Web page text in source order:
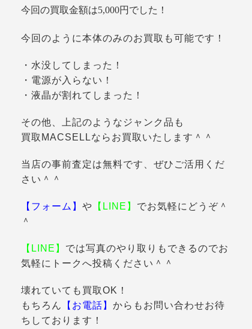
今回の買取金額は5,000円でした！
今回のように本体のみのお買取も可能です！
・水没してしまった！
・電源が入らない！
・液晶が割れてしまった！
その他、上記のようなジャンク品も
買取MACSELLならお買取いたします＾＾
当店の事前査定は無料です、ぜひご活用くだ
さい＾＾
【フォーム】 や 【LINE】 でお気軽にどうぞ＾
＾
【LINE】 では写真のやり取りもできるのでお
気軽にトークへ投稿ください＾＾
壊れていても買取OK！
もちろん
【お電話】 からもお問い合わせお待
ちしております！